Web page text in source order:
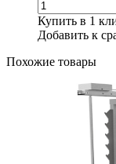
Купить в 1
Добавить к
Похожие товары